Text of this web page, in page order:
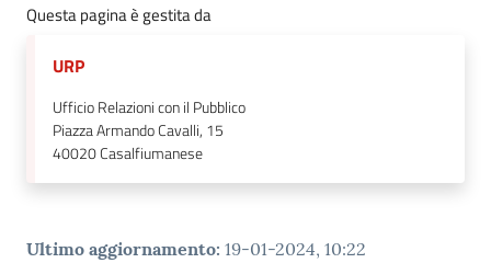
Questa pagina è gestita da
URP
Ufficio Relazioni con il Pubblico
Piazza Armando Cavalli, 15
40020Casalfiumanese
Ultimo aggiornamento: 19-01-2024, 10:22